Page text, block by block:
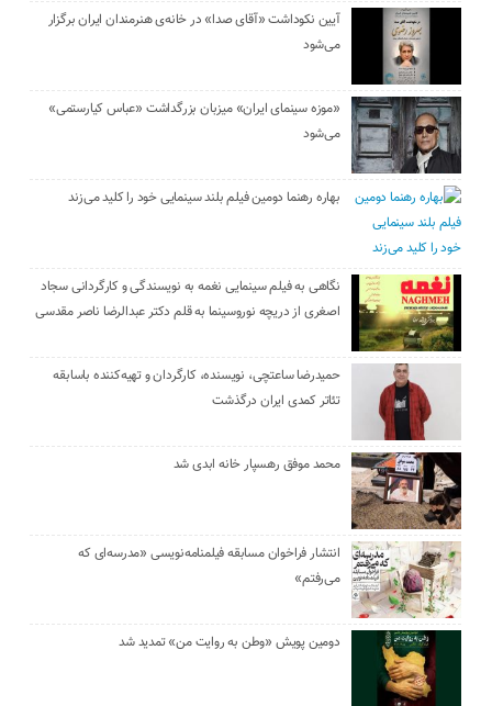
آیین نکوداشت «آقای صدا» در خانه‌ی هنرمندان ایران برگزار
می‌شود
«موزه سینمای ایران» میزبان بزرگداشت «عباس کیارستمی»
می‌شود
بهاره رهنما دومین فیلم بلند سینمایی خود را کلید می‌زند
نگاهی به فیلم سینمایی نغمه به نویسندگی و کارگردانی سجاد
اصغری از دریچه نوروسینما به قلم دکتر عبدالرضا ناصر مقدسی
حمیدرضا ساعتچی، نویسنده، کارگردان و تهیه‌کننده باسابقه
تئاتر کمدی ایران درگذشت
محمد موفق رهسپار خانه ابدی شد
انتشار فراخوان مسابقه فیلمنامه‌نویسی «مدرسه‌ای که
می‌رفتم»
دومین پویش «وطن به روایت من» تمدید شد